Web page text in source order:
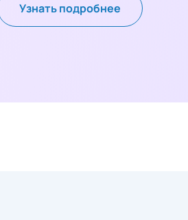
Узнать подробнее